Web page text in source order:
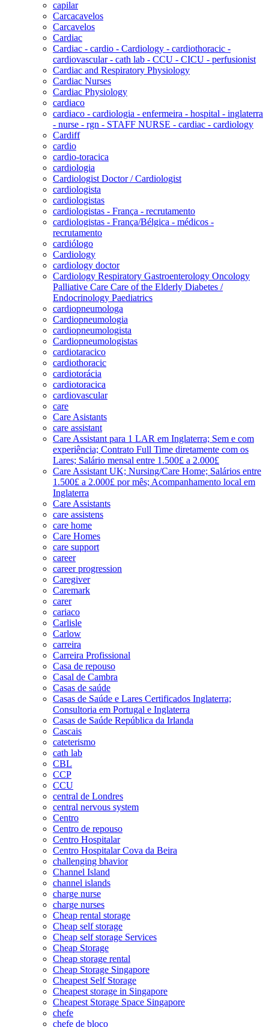
capilar
Carcacavelos
Carcavelos
Cardiac
Cardiac - cardio - Cardiology - cardiothoracic -
cardiovascular - cath lab - CCU - CICU - perfusionist
Cardiac and Respiratory Physiology
Cardiac Nurses
Cardiac Physiology
cardiaco
cardiaco - cardiologia - enfermeira - hospital - inglaterra
- nurse - rgn - STAFF NURSE - cardiac - cardiology
Cardiff
cardio
cardio-toracica
cardiologia
Cardiologist Doctor / Cardiologist
cardiologista
cardiologistas
cardiologistas - França - recrutamento
cardiologistas - França/Bélgica - médicos -
recrutamento
cardiólogo
Cardiology
cardiology doctor
Cardiology Respiratory Gastroenterology Oncology
Palliative Care Care of the Elderly Diabetes /
Endocrinology Paediatrics
cardiopneumologa
Cardiopneumologia
cardiopneumologista
Cardiopneumologistas
cardiotaracico
cardiothoracic
cardiotorácia
cardiotoracica
cardiovascular
care
Care Asistants
care assistant
Care Assistant para 1 LAR em Inglaterra; Sem e com
experiência; Contrato Full Time diretamente com os
Lares; Salário mensal entre 1.500£ a 2.000£
Care Assistant UK; Nursing/Care Home; Salários entre
1.500£ a 2.000£ por mês; Acompanhamento local em
Inglaterra
Care Assistants
care assistens
care home
Care Homes
care support
career
career progression
Caregiver
Caremark
carer
cariaco
Carlisle
Carlow
carreira
Carreira Profissional
Casa de repouso
Casal de Cambra
Casas de saúde
Casas de Saúde e Lares Certificados Inglaterra;
Consultoria em Portugal e Inglaterra
Casas de Saúde República da Irlanda
Cascais
cateterismo
cath lab
CBL
CCP
CCU
central de Londres
central nervous system
Centro
Centro de repouso
Centro Hospitalar
Centro Hospitalar Cova da Beira
challenging bhavior
Channel Island
channel islands
charge nurse
charge nurses
Cheap rental storage
Cheap self storage
Cheap self storage Services
Cheap Storage
Cheap storage rental
Cheap Storage Singapore
Cheapest Self Storage
Cheapest storage in Singapore
Cheapest Storage Space Singapore
chefe
chefe de bloco